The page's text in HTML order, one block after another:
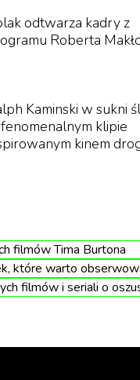
informacją, że jej
albumów
odtwarza kadry z
Roberta
Kaminski w sukni
klipie
kinem
filmów Tima Burtona
które warto
filmów i seriali o